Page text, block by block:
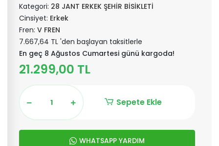
Kategori: 28 JANT ERKEK ŞEHİR BİSİKLETİ
Cinsiyet: Erkek
Fren: V FREN
7.667,64 TL 'den başlayan taksitlerle
En geç 8 Ağustos Cumartesi günü kargoda!
21.299,00 TL
Sepete Ekle
WHATSAPP YARDIM